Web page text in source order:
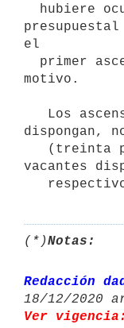
el
motivo.
dispongan,
vacantes
(*)Notas:
Redacción
18/12/2020
Ver vigencia: